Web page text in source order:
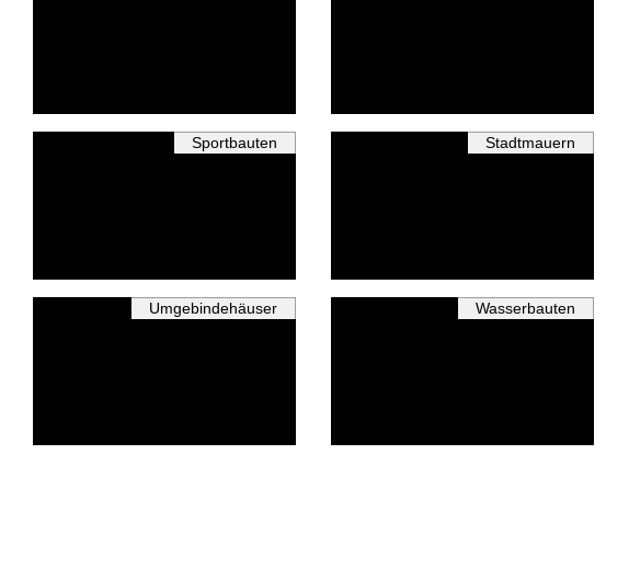
Sportbauten Stadtmauern
Umgebindehäuser Wasserbauten